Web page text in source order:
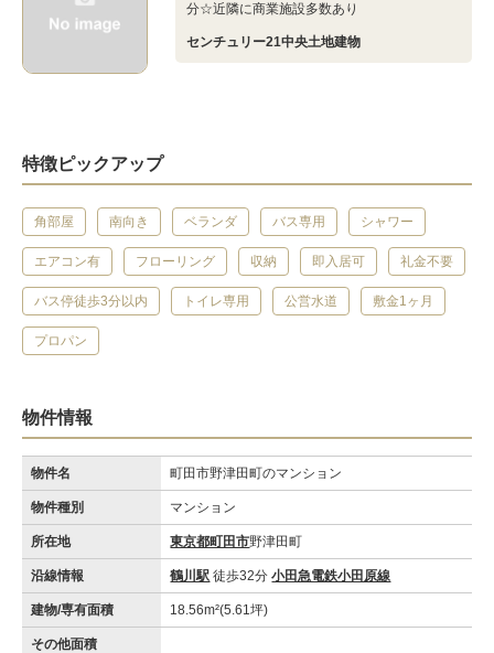
分☆近隣に商業施設多数あり
センチュリー21中央土地建物
特徴ピックアップ
角部屋 南向き ベランダ バス専用 シャワー
エアコン有 フローリング 収納 即入居可 礼金不要
バス停徒歩3分以内 トイレ専用 公営水道 敷金1ヶ月
プロパン
物件情報
物件名 町田市野津田町のマンション
物件種別 マンション
所在地 東京都町田市野津田町
沿線情報 鶴川駅 徒歩32分小田急電鉄小田原線
建物/専有面積 18.56m²(5.61坪)
その他面積